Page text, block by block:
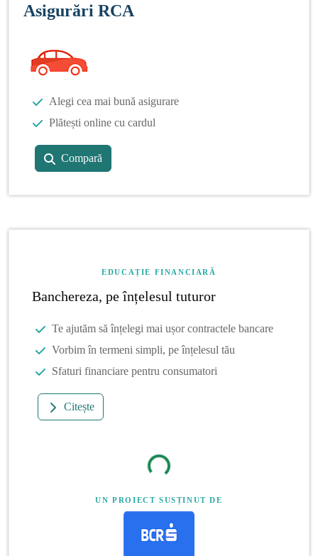
Asigurări RCA
Alegi cea mai bună asigurare
Plătești online cu cardul
Compară
EDUCAȚIE FINANCIARĂ
Banchereza, pe înțelesul tuturor
Te ajutăm să înțelegi mai ușor contractele bancare
Vorbim în termeni simpli, pe înțelesul tău
Sfaturi financiare pentru consumatori
Citește
UN PROIECT SUSȚINUT DE